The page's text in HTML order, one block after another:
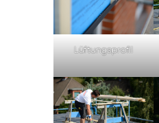
Lüftungsprofil